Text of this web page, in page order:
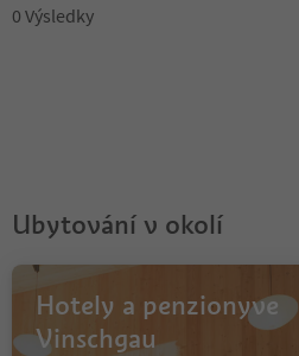
0 Výsledky
Ubytování v okolí
Hotely a penzionyve
Vinschgau